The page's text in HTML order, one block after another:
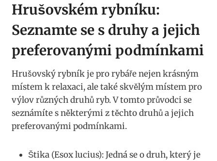
Hrušovském rybníku:
Seznamte se s druhy a jejich
preferovanými podmínkami
Hrušovský rybník je pro rybáře nejen krásným
místem k relaxaci, ale také skvělým místem pro
výlov různých druhů ryb. V tomto průvodci se
seznámíte s některými z těchto druhů a jejich
preferovanými podmínkami.
Štika (Esox lucius): Jedná se o druh, který je